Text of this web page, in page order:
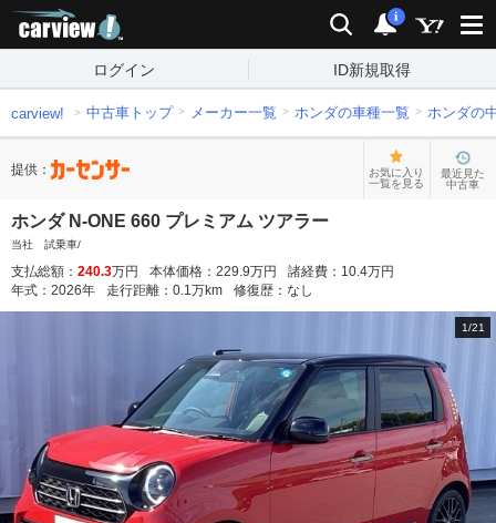
検索 通知
i
ログイン ID新規取得
carview! 中古車トップ メーカー一覧 ホンダの車種一覧 ホンダの
提供：
お気に入り
一覧を見る
最近見た
中古車
ホンダ N-ONE 660 プレミアム ツアラー
当社 試乗車/
支払総額： 240.3万円 本体価格： 229.9万円 諸経費： 10.4万円
年式： 2026年 走行距離： 0.1万km 修復歴： なし
1/21